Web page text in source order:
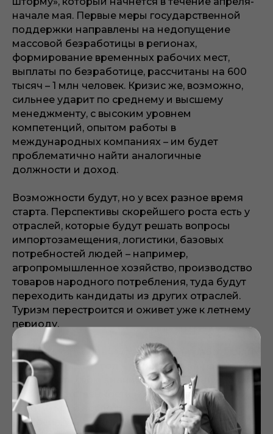
начале мая. Первые меры государственной
поддержки направлены на недопущение
массовой безработицы в регионах,
формирование временных рабочих мест,
выплаты по безработице, рассчитаны на 600
тысяч – 1 млн человек. Кризис же, возможно,
сильнее ударит по среднему и высшему
менеджменту, с высоким уровнем
компетенций, опытом работы в
международных компаниях – им будет
проблематично найти аналогичные
должности и доход.
Возможности будут, но у всех разное время
старта. Перспективы скорейшего роста есть у
отраслей, которые будут решать вопросы
импортозамещения, логистики, базовых
потребностей людей – например,
агропромышленное хозяйство, производство
товаров народного потребления, туда будут
переходить кандидаты из других отраслей.
Туризм перестроится и оживет уже к летнему
периоду.
В целом карьерная установка для работающих
в России на этот год – держаться за работу,
доказывать свою значимость компании за счет
роста ответственности и новых компетенций,
заботиться о восполнении внутренних
ресурсов, учиться видеть возможности и